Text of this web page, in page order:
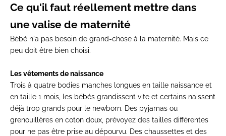
Ce qu'il faut réellement mettre dans
une valise de maternité
Bébé n'a pas besoin de grand-chose à la maternité. Mais ce
peu doit être bien choisi.
Les vêtements de naissance
Trois à quatre bodies manches longues en taille naissance et
en taille 1 mois, les bébés grandissent vite et certains naissent
déjà trop grands pour le newborn. Des pyjamas ou
grenouillères en coton doux, prévoyez des tailles différentes
pour ne pas être prise au dépourvu. Des chaussettes et des